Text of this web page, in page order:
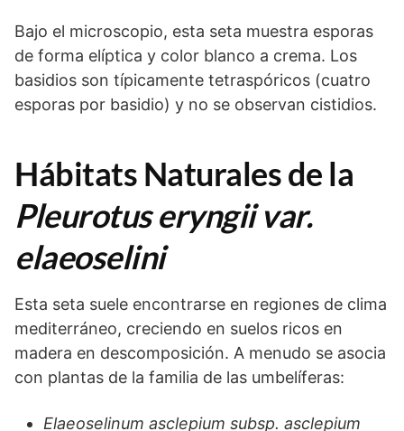
Bajo el microscopio, esta seta muestra esporas
de forma elíptica y color blanco a crema. Los
basidios son típicamente tetraspóricos (cuatro
esporas por basidio) y no se observan cistidios.
Hábitats Naturales de la
Pleurotus eryngii var.
elaeoselini
Esta seta suele encontrarse en regiones de clima
mediterráneo, creciendo en suelos ricos en
madera en descomposición. A menudo se asocia
con plantas de la familia de las umbelíferas:
Elaeoselinum asclepium subsp. asclepium